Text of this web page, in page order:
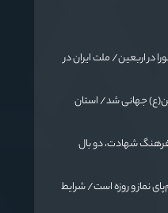
در اربعین/ ملت ایران در
جهانی شد/ استان
فرهنگ شهادت، دو بال
نماز و روزه است/ شرایط